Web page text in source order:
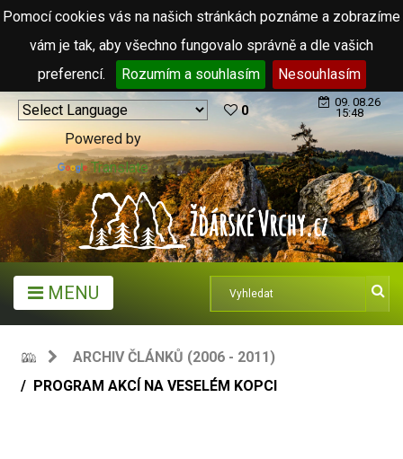
Pomocí cookies vás na našich stránkách poznáme a zobrazíme
vám je tak, aby všechno fungovalo správně a dle vašich
preferencí.
Rozumím a souhlasím Nesouhlasím
Powered by
Translate
0
09. 08.26
15:48
MENU
ARCHIV ČLÁNKŮ (2006 - 2011)
PROGRAM AKCÍ NA VESELÉM KOPCI